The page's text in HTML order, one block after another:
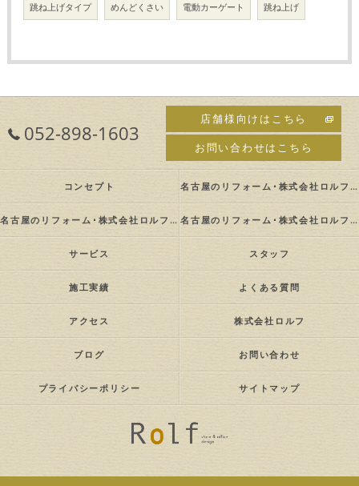
跳ね上げタイプ めんどくさい 電動カーゲート 跳ね上げ
052-898-1603
店舗様向けはこちら
お問い合わせはこちら
コンセプト 名古屋のリフォーム･株式会社ロルフの口コミ情報
名古屋のリフォーム･株式会社ロルフの評判 名古屋のリフォーム･株式会社ロルフのお客様の声
サービス スタッフ
施工実績 よくある質問
アクセス 株式会社ロルフ
ブログ お問い合わせ
プライバシーポリシー サイトマップ